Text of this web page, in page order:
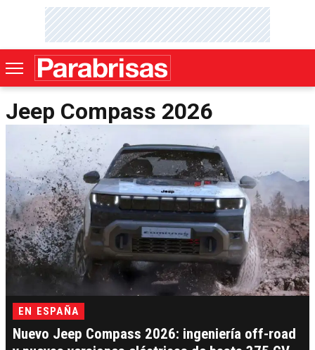
Jeep Compass 2026
EN ESPAÑA
Nuevo Jeep Compass 2026: ingeniería off-road